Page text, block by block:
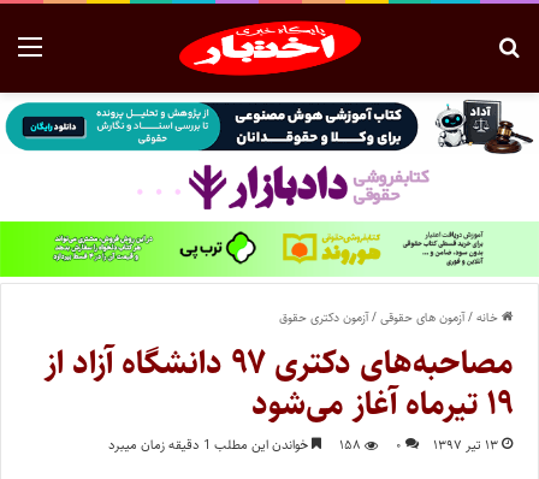
خانه/آزمون های حقوقی/آزمون دکتری حقوق
مصاحبه‌های دکتری ۹۷ دانشگاه آزاد از
۱۹ تیرماه آغاز می‌شود
۱۳ تیر ۱۳۹۷ ۰ ۱۵۸ خواندن این مطلب 1 دقیقه زمان میبرد